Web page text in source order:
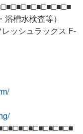
槽水検査等）
ッシュラックス F-